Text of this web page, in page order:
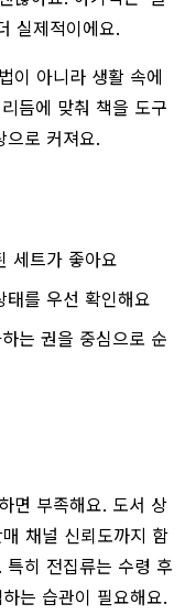
실제적이에요.
이 아니라 생활 속에
듬에 맞춰 책을 도구
로 커져요.
세트가 좋아요
태를 우선 확인해요
는 권을 중심으로 순
면 부족해요. 도서 상
채널 신뢰도까지 함
히 전집류는 수령 후
는 습관이 필요해요.